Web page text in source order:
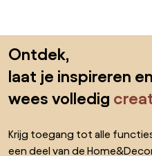
Ontdek,
laat je inspireren en
wees volledig
Krijg toegang tot alle
een deel van de